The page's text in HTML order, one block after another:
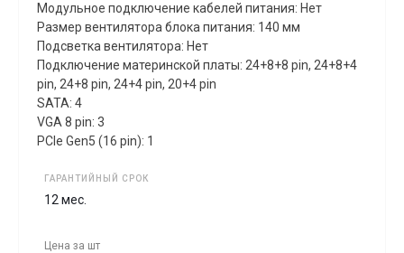
Модульное подключение кабелей питания: Нет
Размер вентилятора блока питания: 140 мм
Подсветка вентилятора: Нет
Подключение материнской платы: 24+8+8 pin, 24+8+4
pin, 24+8 pin, 24+4 pin, 20+4 pin
SATA: 4
VGA 8 pin: 3
PCIe Gen5 (16 pin): 1
ГАРАНТИЙНЫЙ СРОК
12 мес.
Цена за шт